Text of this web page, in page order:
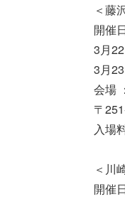
＜藤
開催
3月
3月
会場
〒
入場
＜川
開催